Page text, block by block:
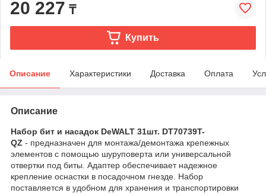
20 227 ₸
Купить
Описание Характеристики Доставка Оплата
Описание
Набор бит и насадок DeWALT 31шт. DT70739T-
QZ - предназначен для монтажа/демонтажа крепежных
элементов с помощью шуруповерта или универсальной
отвертки под биты. Адаптер обеспечивает надежное
крепление оснастки в посадочном гнезде. Набор
поставляется в удобном для хранения и транспортировки